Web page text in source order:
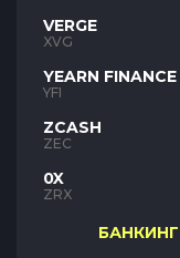
VERGE
XVG
YEARN FINANCE
YFI
ZCASH
ZEC
0X
ZRX
БАНКИНГ